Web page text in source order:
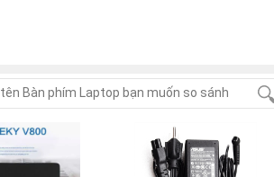
X542UN X542UF X542UA X542UQ OEM
X542UN X542UF X542UA X542UQ ZIN :